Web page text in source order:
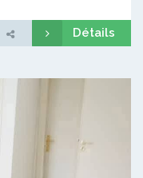
Détails